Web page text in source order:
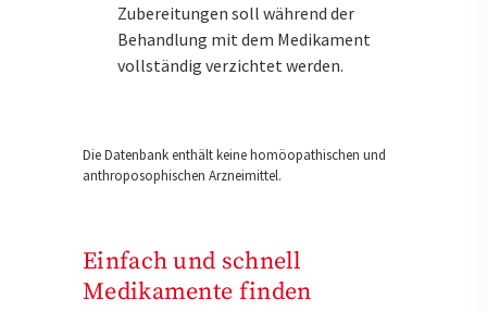
Zubereitungen soll während der
Behandlung mit dem Medikament
vollständig verzichtet werden.
Die Datenbank enthält keine homöopathischen und
anthroposophischen Arzneimittel.
Einfach und schnell
Medikamente finden